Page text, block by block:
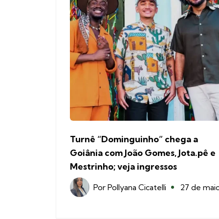
Turnê “Dominguinho” chega a
Goiânia com João Gomes, Jota.pê e
Mestrinho; veja ingressos
Por Pollyana Cicatelli 27 de